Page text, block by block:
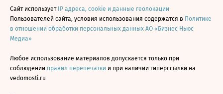
Сайт использует IP адреса, cookie и данные геолокации
Пользователей сайта, условия использования содержатся в Политике
в отношении обработки персональных данных АО «Бизнес Ньюс
Медиа»
Любое использование материалов допускается только при
соблюдении правил перепечатки и при наличии гиперссылки на
vedomosti.ru